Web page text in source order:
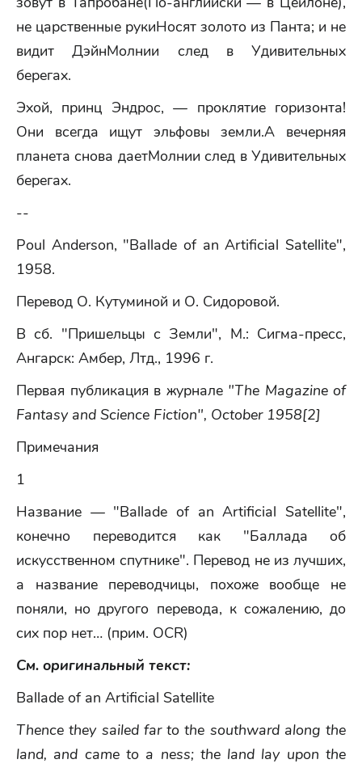
не царственные рукиНосят золото из Панта; и не
видит ДэйнМолнии след в Удивительных
берегах.
Эхой, принц Эндрос, — проклятие горизонта!
Они всегда ищут эльфовы земли.А вечерняя
планета снова даетМолнии след в Удивительных
берегах.
--
Poul Anderson, "Ballade of an Artificial Satellite",
1958.
Перевод О. Кутуминой и О. Сидоровой.
В сб. "Пришельцы с Земли", М.: Сигма-пресс,
Ангарск: Амбер, Лтд., 1996 г.
Первая публикация в журнале "The Magazine of
Fantasy and Science Fiction", October 1958[2]
Примечания
1
Название — "Ballade of an Artificial Satellite",
конечно переводится как "Баллада об
искусственном спутнике". Перевод не из лучших,
а название переводчицы, похоже вообще не
поняли, но другого перевода, к сожалению, до
сих пор нет… (прим. OCR)
См. оригинальный текст:
Ballade of an Artificial Satellite
Thence they sailed far to the southward along the
land, and came to a ness; the land lay upon the